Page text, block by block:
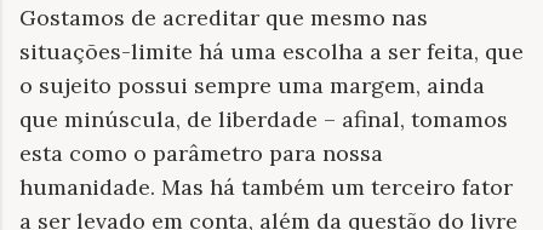
Gostamos de acreditar que mesmo nas
situações-limite há uma escolha a ser feita, que
o sujeito possui sempre uma margem, ainda
que minúscula, de liberdade – afinal, tomamos
esta como o parâmetro para nossa
humanidade. Mas há também um terceiro fator
a ser levado em conta, além da questão do livre